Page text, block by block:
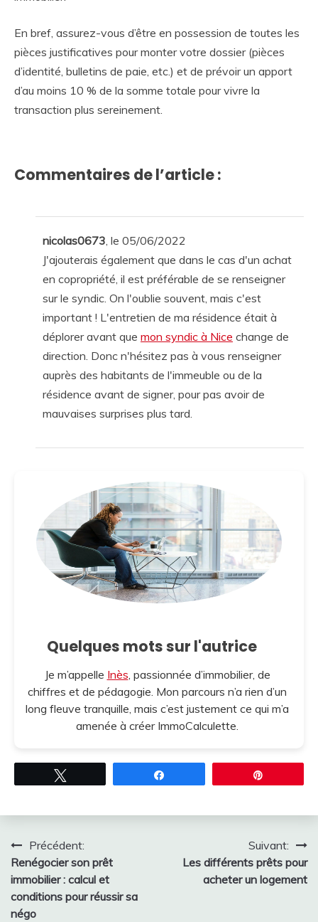
En bref, assurez-vous d’être en possession de toutes les
pièces justificatives pour monter votre dossier (pièces
d’identité, bulletins de paie, etc.) et de prévoir un apport
d’au moins 10 % de la somme totale pour vivre la
transaction plus sereinement.
Commentaires de l’article :
nicolas0673, le 05/06/2022
J'ajouterais également que dans le cas d'un achat
en copropriété, il est préférable de se renseigner
sur le syndic. On l'oublie souvent, mais c'est
important ! L'entretien de ma résidence était à
déplorer avant que mon syndic à Nice change de
direction. Donc n'hésitez pas à vous renseigner
auprès des habitants de l'immeuble ou de la
résidence avant de signer, pour pas avoir de
mauvaises surprises plus tard.
Quelques mots sur l'autrice
Je m’appelle Inès, passionnée d’immobilier, de
chiffres et de pédagogie. Mon parcours n’a rien d’un
long fleuve tranquille, mais c’est justement ce qui m’a
amenée à créer ImmoCalculette.
Navigation
de
l’article
Précédent:
Renégocier son prêt
immobilier : calcul et
conditions pour réussir sa
négo
Suivant:
Les différents prêts pour
acheter un logement